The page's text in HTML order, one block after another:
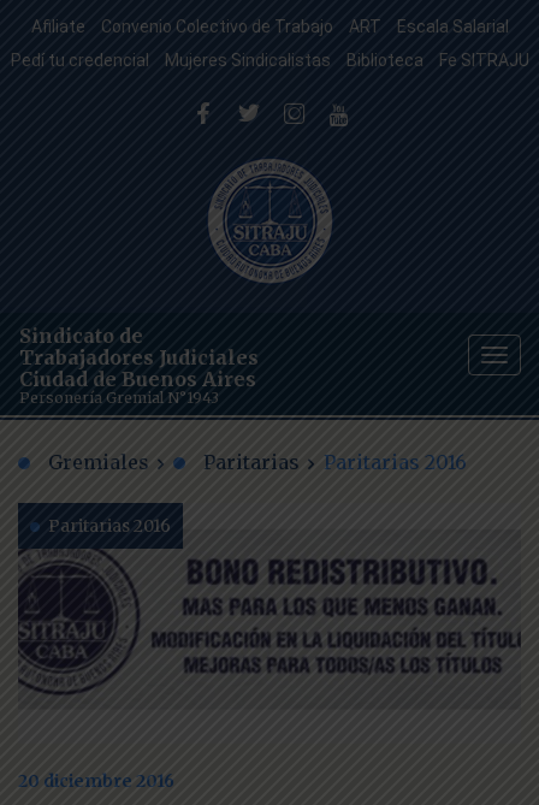
Afiliate Convenio Colectivo de Trabajo ART
Escala Salarial
Pedí tu credencial
Mujeres Sindicalistas Biblioteca Fe SITRAJU
Sindicato de
Trabajadores Judiciales
Ciudad de Buenos Aires
Personería Gremial N°1943
Gremiales Paritarias Paritarias 2016
Paritarias 2016
20 diciembre 2016